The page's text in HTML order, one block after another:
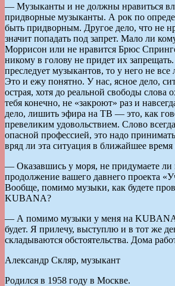
— Музыканты и не должны нравиться
придворные музыканты. А рок по
быть придворным. Другое дело, что не
значит попадать под запрет. Мало ли
Моррисон или не нравится Брюс
никому в голову не придет их
преследует музыкантов, то у него не все
Это и ежу понятно. У нас, ясное дело,
острая, хотя до реальной свободы слова
тебя конечно, не «закроют» раз и
дело, лишить эфира на ТВ — это, как
превеликим удовольствием. Слово
опасной профессией, это надо
вряд ли эта ситуация в ближайшее время
— Оказавшись у моря, не придумаете ли
продолжение вашего давнего проекта
Вообще, помимо музыки, как будете
KUBANA?
— А помимо музыки у меня на KUBANA
будет. Я прилечу, выступлю и в тот же
складываются обстоятельства. Дома
Александр Скляр, музыкант
Родился в 1958 году в Москве.